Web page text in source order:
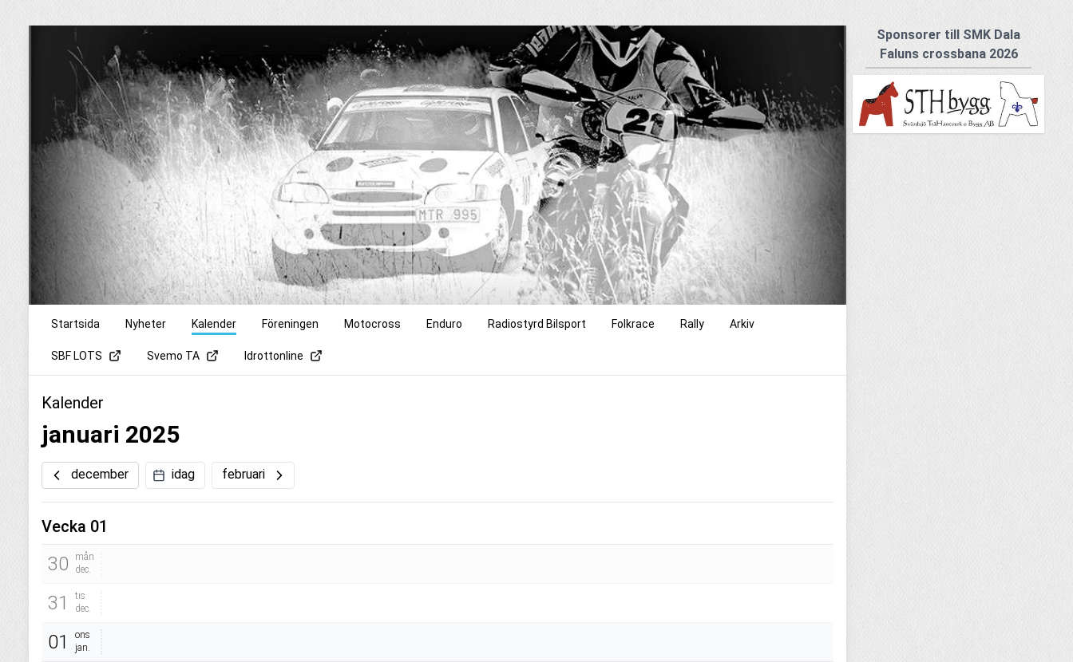
Startsida Nyheter Kalender Föreningen Motocross Enduro Radiostyrd Bilsport Folkrace Rally Arkiv
SBF LOTS Svemo TA Idrottonline
Kalender
januari 2025
december idag februari
Vecka 01
30
mån
dec.
31
tis
dec.
01
ons
jan.
Sponsorer till SMK Dala
Faluns crossbana 2026